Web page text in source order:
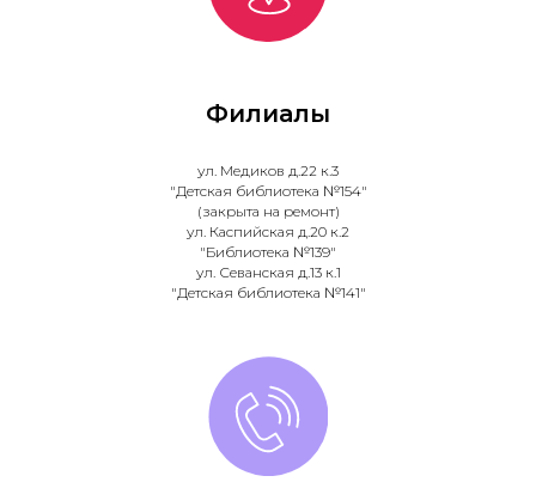
Филиалы
ул. Медиков д.22 к.3
"Детская библиотека №154"
(закрыта на ремонт)
ул. Каспийская д.20 к.2
"Библиотека №139"
ул. Севанская д.13 к.1
"Детская библиотека №141"